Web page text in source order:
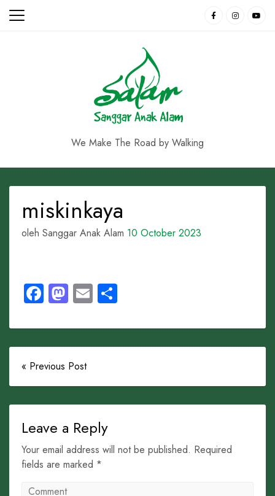
Skip
We Make The Road by Walking
miskinkaya
oleh Sanggar Anak Alam 10 October 2023
Facebook
Mastodon
Email
« Previous Post
Leave a Reply
Your email address will not be published. Required
fields are marked *